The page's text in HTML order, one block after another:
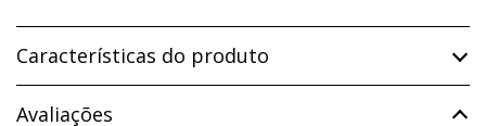
Características do produto
Avaliações